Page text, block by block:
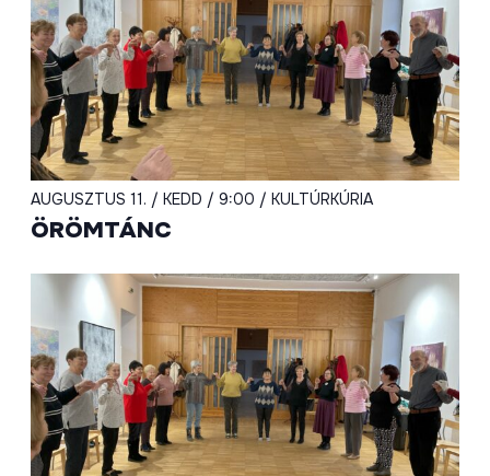
AUGUSZTUS 11. / KEDD / 9:00 / KULTÚRKÚRIA
ÖRÖMTÁNC